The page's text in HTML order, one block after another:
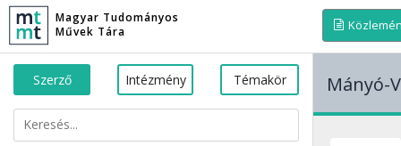
Magyar Tudományos
Művek Tára
Szerző Intézmény Témakör Mányó-